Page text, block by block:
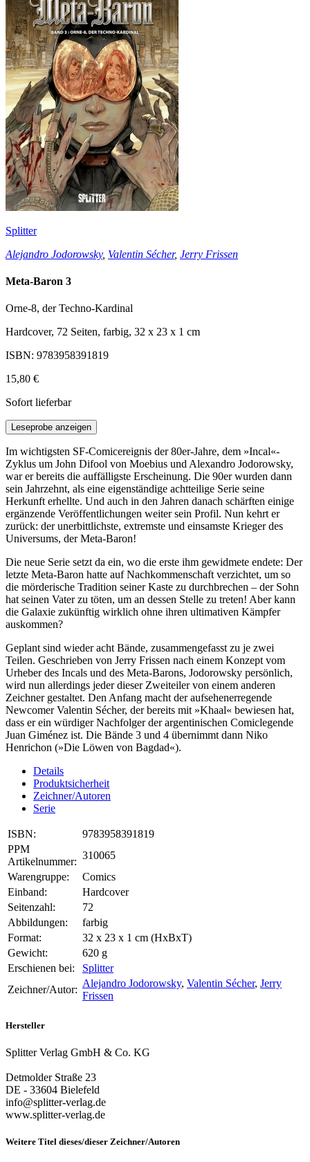
Splitter
Alejandro Jodorowsky, Valentin Sécher, Jerry Frissen
Meta-Baron 3
Orne-8, der Techno-Kardinal
Hardcover, 72 Seiten, farbig, 32 x 23 x 1 cm
ISBN: 9783958391819
15,80 €
Sofort lieferbar
Leseprobe anzeigen
Im wichtigsten SF-Comicereignis der 80er-Jahre, dem »Incal«-
Zyklus um John Difool von Moebius und Alexandro Jodorowsky,
war er bereits die auffälligste Erscheinung. Die 90er wurden dann
sein Jahrzehnt, als eine eigenständige achtteilige Serie seine
Herkunft erhellte. Und auch in den Jahren danach schärften einige
ergänzende Veröffentlichungen weiter sein Profil. Nun kehrt er
zurück: der unerbittlichste, extremste und einsamste Krieger des
Universums, der Meta-Baron!
Die neue Serie setzt da ein, wo die erste ihm gewidmete endete: Der
letzte Meta-Baron hatte auf Nachkommenschaft verzichtet, um so
die mörderische Tradition seiner Kaste zu durchbrechen – der Sohn
hat seinen Vater zu töten, um an dessen Stelle zu treten! Aber kann
die Galaxie zukünftig wirklich ohne ihren ultimativen Kämpfer
auskommen?
Geplant sind wieder acht Bände, zusammengefasst zu je zwei
Teilen. Geschrieben von Jerry Frissen nach einem Konzept vom
Urheber des Incals und des Meta-Barons, Jodorowsky persönlich,
wird nun allerdings jeder dieser Zweiteiler von einem anderen
Zeichner gestaltet. Den Anfang macht der aufsehenerregende
Newcomer Valentin Sécher, der bereits mit »Khaal« bewiesen hat,
dass er ein würdiger Nachfolger der argentinischen Comiclegende
Juan Giménez ist. Die Bände 3 und 4 übernimmt dann Niko
Henrichon (»Die Löwen von Bagdad«).
Details
Produktsicherheit
Zeichner/Autoren
Serie
ISBN:
9783958391819
PPM
Artikelnummer:
310065
Warengruppe:
Comics
Einband:
Hardcover
Seitenzahl:
72
Abbildungen:
farbig
Format:
32 x 23 x 1 cm (HxBxT)
Gewicht:
620 g
Erschienen bei:
Splitter
Zeichner/Autor:
Alejandro Jodorowsky, Valentin Sécher, Jerry
Frissen
Hersteller
Splitter Verlag GmbH & Co. KG
Detmolder Straße 23
DE - 33604 Bielefeld
info@splitter-verlag.de
www.splitter-verlag.de
Weitere Titel dieses/dieser Zeichner/Autoren